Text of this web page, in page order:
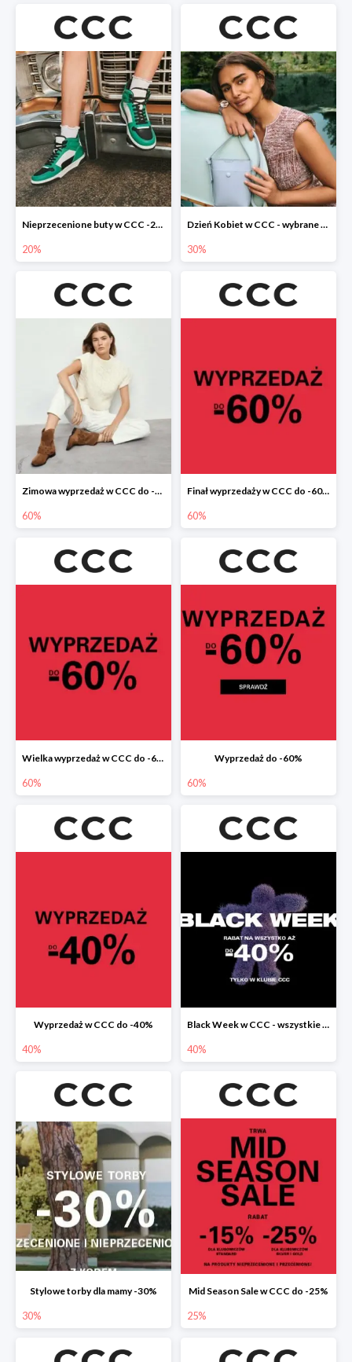
Nieprzecenione buty w CCC -20%
20%
Dzień Kobiet w CCC - wybrane torebki i buty do -30%
30%
Zimowa wyprzedaż w CCC do -60%
60%
Finał wyprzedaży w CCC do -60%
60%
Wielka wyprzedaż w CCC do -60%
60%
Wyprzedaż do -60%
60%
Wyprzedaż w CCC do -40%
40%
Black Week w CCC - wszystkie produkty do -40%
40%
Stylowe torby dla mamy -30%
30%
Mid Season Sale w CCC do -25%
25%